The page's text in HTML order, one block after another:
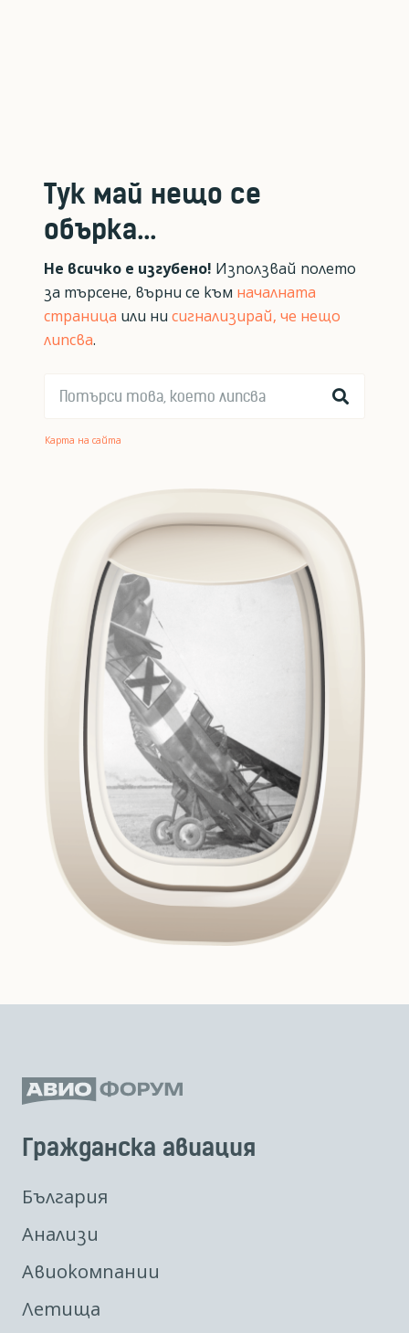
Тук май нещо се
обърка...
Не всичко е изгубено! Използвай полето
за търсене, върни се към началната
страница или ни сигнализирай, че нещо
липсва.
Карта на сайта
Гражданска авиация
България
Анализи
Авиокомпании
Летища